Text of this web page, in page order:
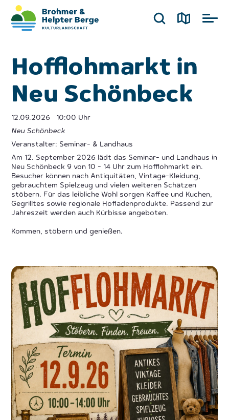
Hofflohmarkt in
Neu Schönbeck
12.09.2026 10:00 Uhr
Neu Schönbeck
Veranstalter: Seminar- & Landhaus
Am 12. September 2026 lädt das Seminar- und Landhaus in
Neu Schönbeck 9 von 10 - 14 Uhr zum Hofflohmarkt ein.
Besucher können nach Antiquitäten, Vintage-Kleidung,
gebrauchtem Spielzeug und vielen weiteren Schätzen
stöbern. Für das leibliche Wohl sorgen Kaffee und Kuchen,
Gegrilltes sowie regionale Hofladenprodukte. Passend zur
Jahreszeit werden auch Kürbisse angeboten.
Kommen, stöbern und genießen.